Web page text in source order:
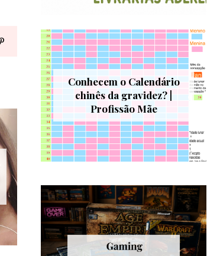
Conhecem o Calendário
chinês da gravidez? |
Profissão Mãe